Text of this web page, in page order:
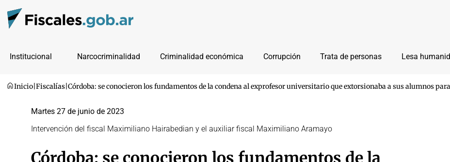
Institucional Narcocriminalidad Criminalidad económica Corrupción Trata de personas Lesa
Inicio Fiscalías Córdoba: se conocieron los fundamentos de la condena al exprofesor universitario que extorsionaba a sus alumnos
Martes 27 de junio de 2023
Intervención del fiscal Maximiliano Hairabedian y el auxiliar fiscal Maximiliano Aramayo
Córdoba: se conocieron los fundamentos de la